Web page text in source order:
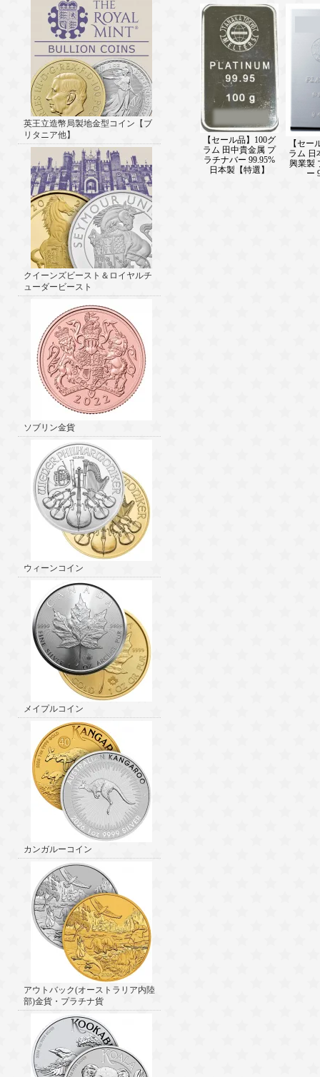
英王立造幣局製地金型コイン【ブ
リタニア他】
クイーンズビースト＆ロイヤルチ
ューダービースト
ソブリン金貨
ウィーンコイン
メイプルコイン
カンガルーコイン
アウトバック(オーストラリア内陸
部)金貨・プラチナ貨
【セール品】100グ
ラム 田中貴金属 プ
ラチナバー 99.95%
日本製【特選】
【セー
ラム 日
興業製
ー